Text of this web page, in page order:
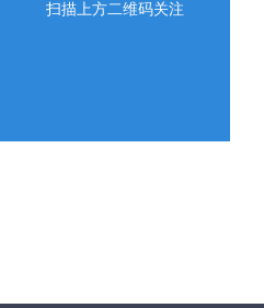
扫描上方二维码关注